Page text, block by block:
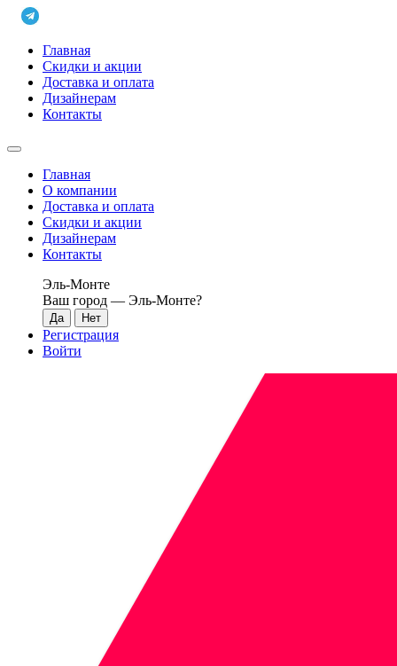
Главная
Скидки и акции
Доставка и оплата
Дизайнерам
Контакты
Главная
О компании
Доставка и оплата
Скидки и акции
Дизайнерам
Контакты
Эль-Монте
Ваш город — Эль-Монте?
Регистрация
Войти